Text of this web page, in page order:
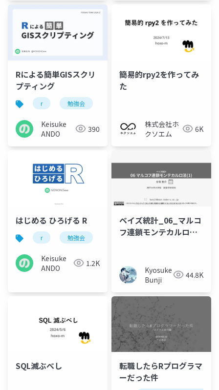
Rによる簡単GISスクリ
プティング
r 勉強会
Keisuke
ANDO
390
簡易的rpy2を作ってみ
た
株式会社ホ
クソエム
6K
はじめる ひろげる R
r 勉強会
Keisuke
ANDO
1.2K
ベイズ統計_06_マルコ
フ連鎖モンテカルロ法
Kyosuke
Bunji
44.8K
SQL滅ぶべし
転職したらRプログラマ
ーだった件